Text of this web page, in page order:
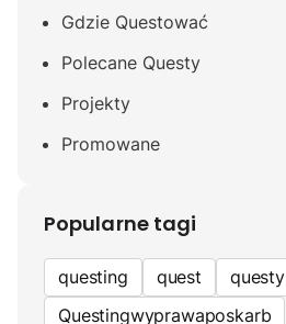
Gdzie Questować
Polecane Questy
Projekty
Promowane
Popularne tagi
questing quest questy
Questingwyprawaposkarb